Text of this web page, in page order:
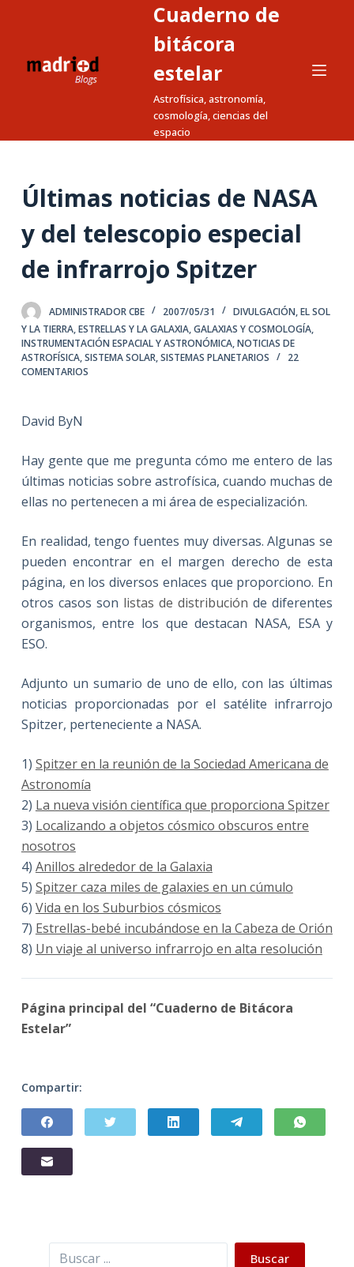
a
e
d
o
Cuaderno de
bitácora
estelar
Astrofísica, astronomía,
cosmología, ciencias del
espacio
Últimas noticias de NASA
y del telescopio especial
de infrarrojo Spitzer
ADMINISTRADOR CBE 2007/05/31 DIVULGACIÓN,EL SOL
Y LA TIERRA,ESTRELLAS Y LA GALAXIA,GALAXIAS Y COSMOLOGÍA,
INSTRUMENTACIÓN ESPACIAL Y ASTRONÓMICA,NOTICIAS DE
ASTROFÍSICA,SISTEMA SOLAR,SISTEMAS PLANETARIOS
22
COMENTARIOS
David ByN
Hay gente que me pregunta cómo me entero de las
últimas noticias sobre astrofísica, cuando muchas de
ellas no pertenecen a mi área de especialización.
En realidad, tengo fuentes muy diversas. Algunas se
pueden encontrar en el margen derecho de esta
página, en los diversos enlaces que proporciono. En
otros casos son listas de distribución de diferentes
organismos, entre los que destacan NASA, ESA y
ESO.
Adjunto un sumario de uno de ello, con las últimas
noticias proporcionadas por el satélite infrarrojo
Spitzer, perteneciente a NASA.
1) Spitzer en la reunión de la Sociedad Americana de
Astronomía
2) La nueva visión científica que proporciona Spitzer
3) Localizando a objetos cósmico obscuros entre
nosotros
4) Anillos alrededor de la Galaxia
5) Spitzer caza miles de galaxies en un cúmulo
6) Vida en los Suburbios cósmicos
7) Estrellas-bebé incubándose en la Cabeza de Orión
8) Un viaje al universo infrarrojo en alta resolución
Página principal del “Cuaderno de Bitácora
Estelar”
Compartir:
Buscar Buscar